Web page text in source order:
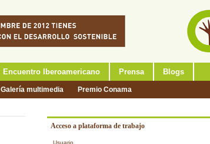
Encuentro Iberoamericano Prensa Blogs
Galería multimedia Premio Conama
Acceso a plataforma de trabajo
Usuario